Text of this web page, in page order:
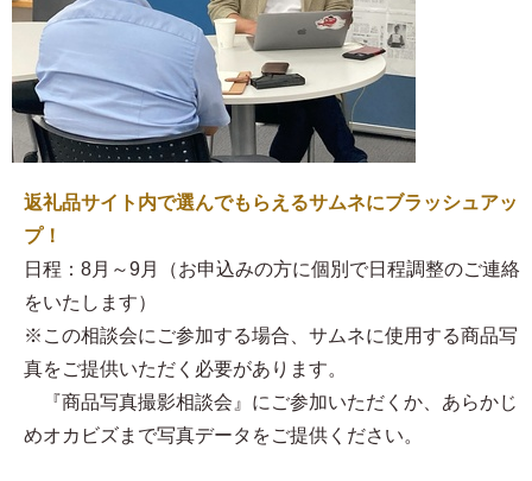
返礼品サイト内で選んでもらえるサムネにブラッシュアッ
プ！
日程：8月～9月（お申込みの方に個別で日程調整のご連絡
をいたします）
※この相談会にご参加する場合、サムネに使用する商品写
真をご提供いただく必要があります。
『商品写真撮影相談会』にご参加いただくか、あらかじ
めオカビズまで写真データをご提供ください。